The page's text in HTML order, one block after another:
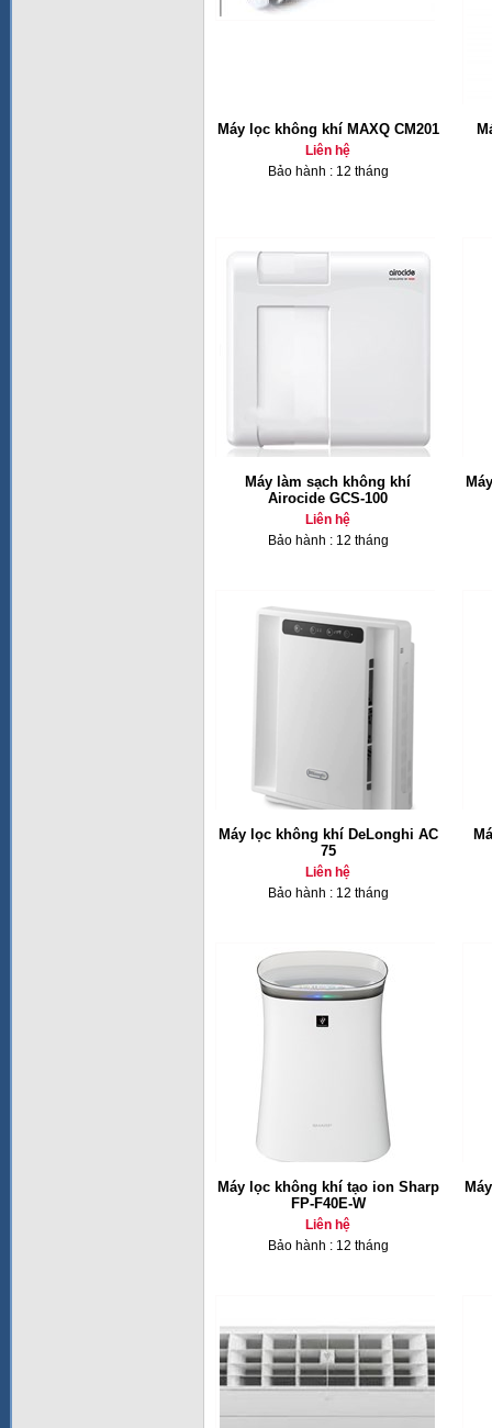
Máy lọc không khí MAXQ CM201
Liên hệ
Bảo hành : 12 tháng
Máy làm sạch không khí
Airocide GCS-100
Liên hệ
Bảo hành : 12 tháng
Máy lọc không khí DeLonghi AC
75
Liên hệ
Bảo hành : 12 tháng
Máy lọc không khí tạo ion Sharp
FP-F40E-W
Liên hệ
Bảo hành : 12 tháng